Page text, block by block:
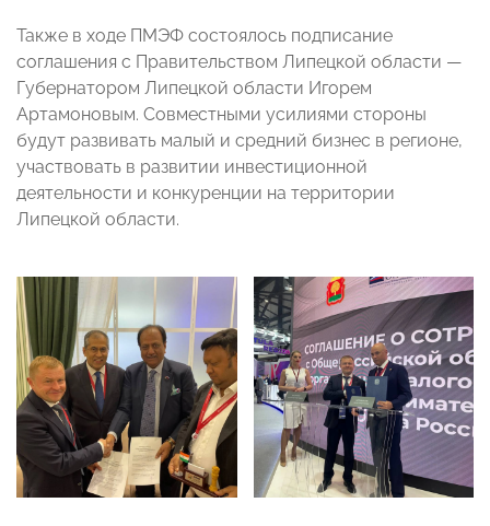
Также в ходе ПМЭФ состоялось подписание
соглашения с Правительством Липецкой области —
Губернатором Липецкой области Игорем
Артамоновым. Совместными усилиями стороны
будут развивать малый и средний бизнес в регионе,
участвовать в развитии инвестиционной
деятельности и конкуренции на территории
Липецкой области.